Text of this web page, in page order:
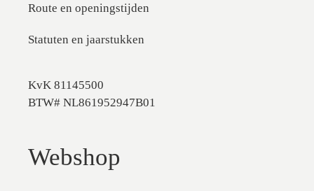
Route en openingstijden
Statuten en jaarstukken
KvK 81145500
BTW# NL861952947B01
Webshop